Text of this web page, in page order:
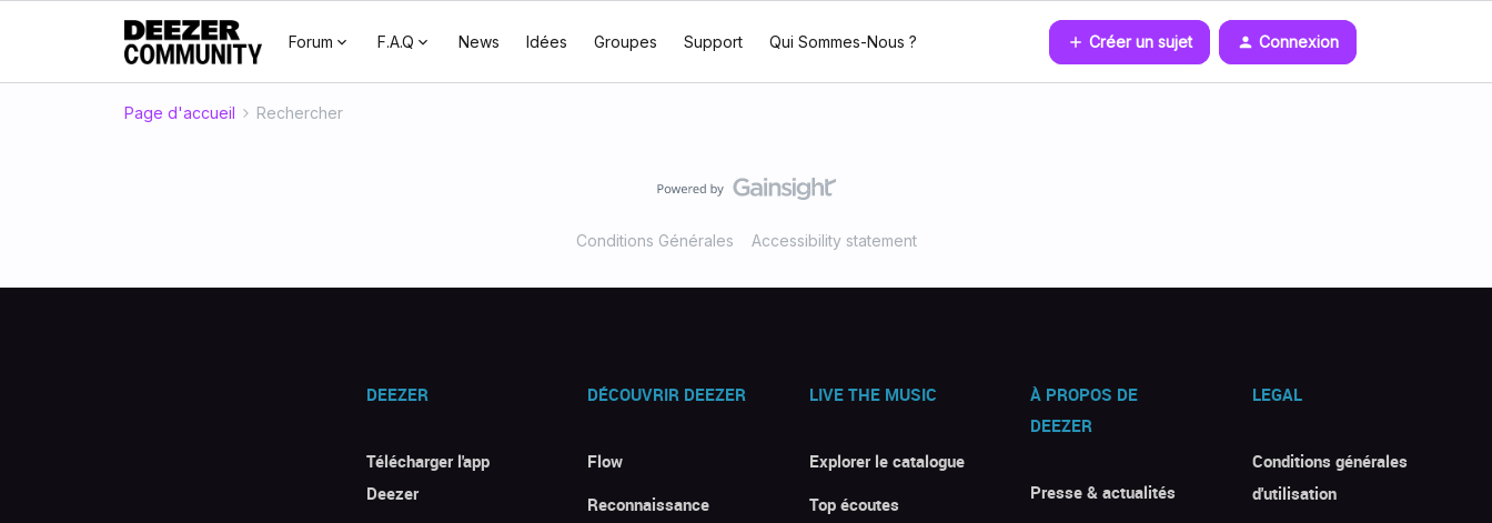
Forum F.A.Q News Idées Groupes Support Qui Sommes-Nous ? Créer un sujet Connexion
Page d'accueil Rechercher
Conditions Générales Accessibility statement
DEEZER
Télécharger l'app
Deezer
DÉCOUVRIR DEEZER
Flow
Reconnaissance
LIVE THE MUSIC
Explorer le catalogue
Top écoutes
À PROPOS DE
DEEZER
Presse & actualités
LEGAL
Conditions générales
d'utilisation